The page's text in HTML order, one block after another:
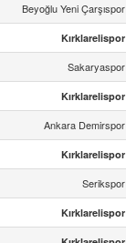
Beyoğlu Yeni Çarşıspor
Kırklarelispor
Sakaryaspor
Kırklarelispor
Ankara Demirspor
Kırklarelispor
Serikspor
Kırklarelispor